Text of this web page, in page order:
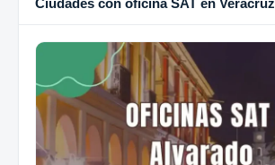
Ciudades con oficina SAT en Veracruz